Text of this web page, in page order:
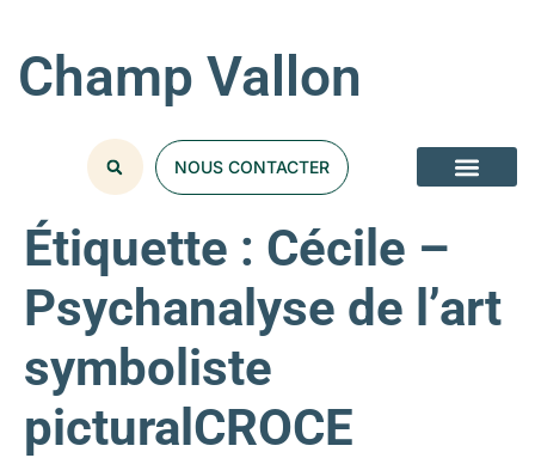
Champ Vallon
NOUS CONTACTER
Étiquette : Cécile –
Psychanalyse de l’art
symboliste
picturalCROCE